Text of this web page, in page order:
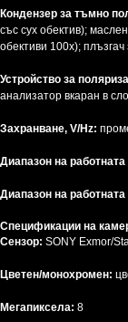
Кондензер за тъмно
със сух обектив);
обективи 100x);
Устройство за
анализатор вкаран в
Захранване, V/Hz:
Диапазон на работната
Диапазон на
Спецификации на
Сензор: SONY Exmor/
Цветен/монохромен:
Мегапиксела: 8